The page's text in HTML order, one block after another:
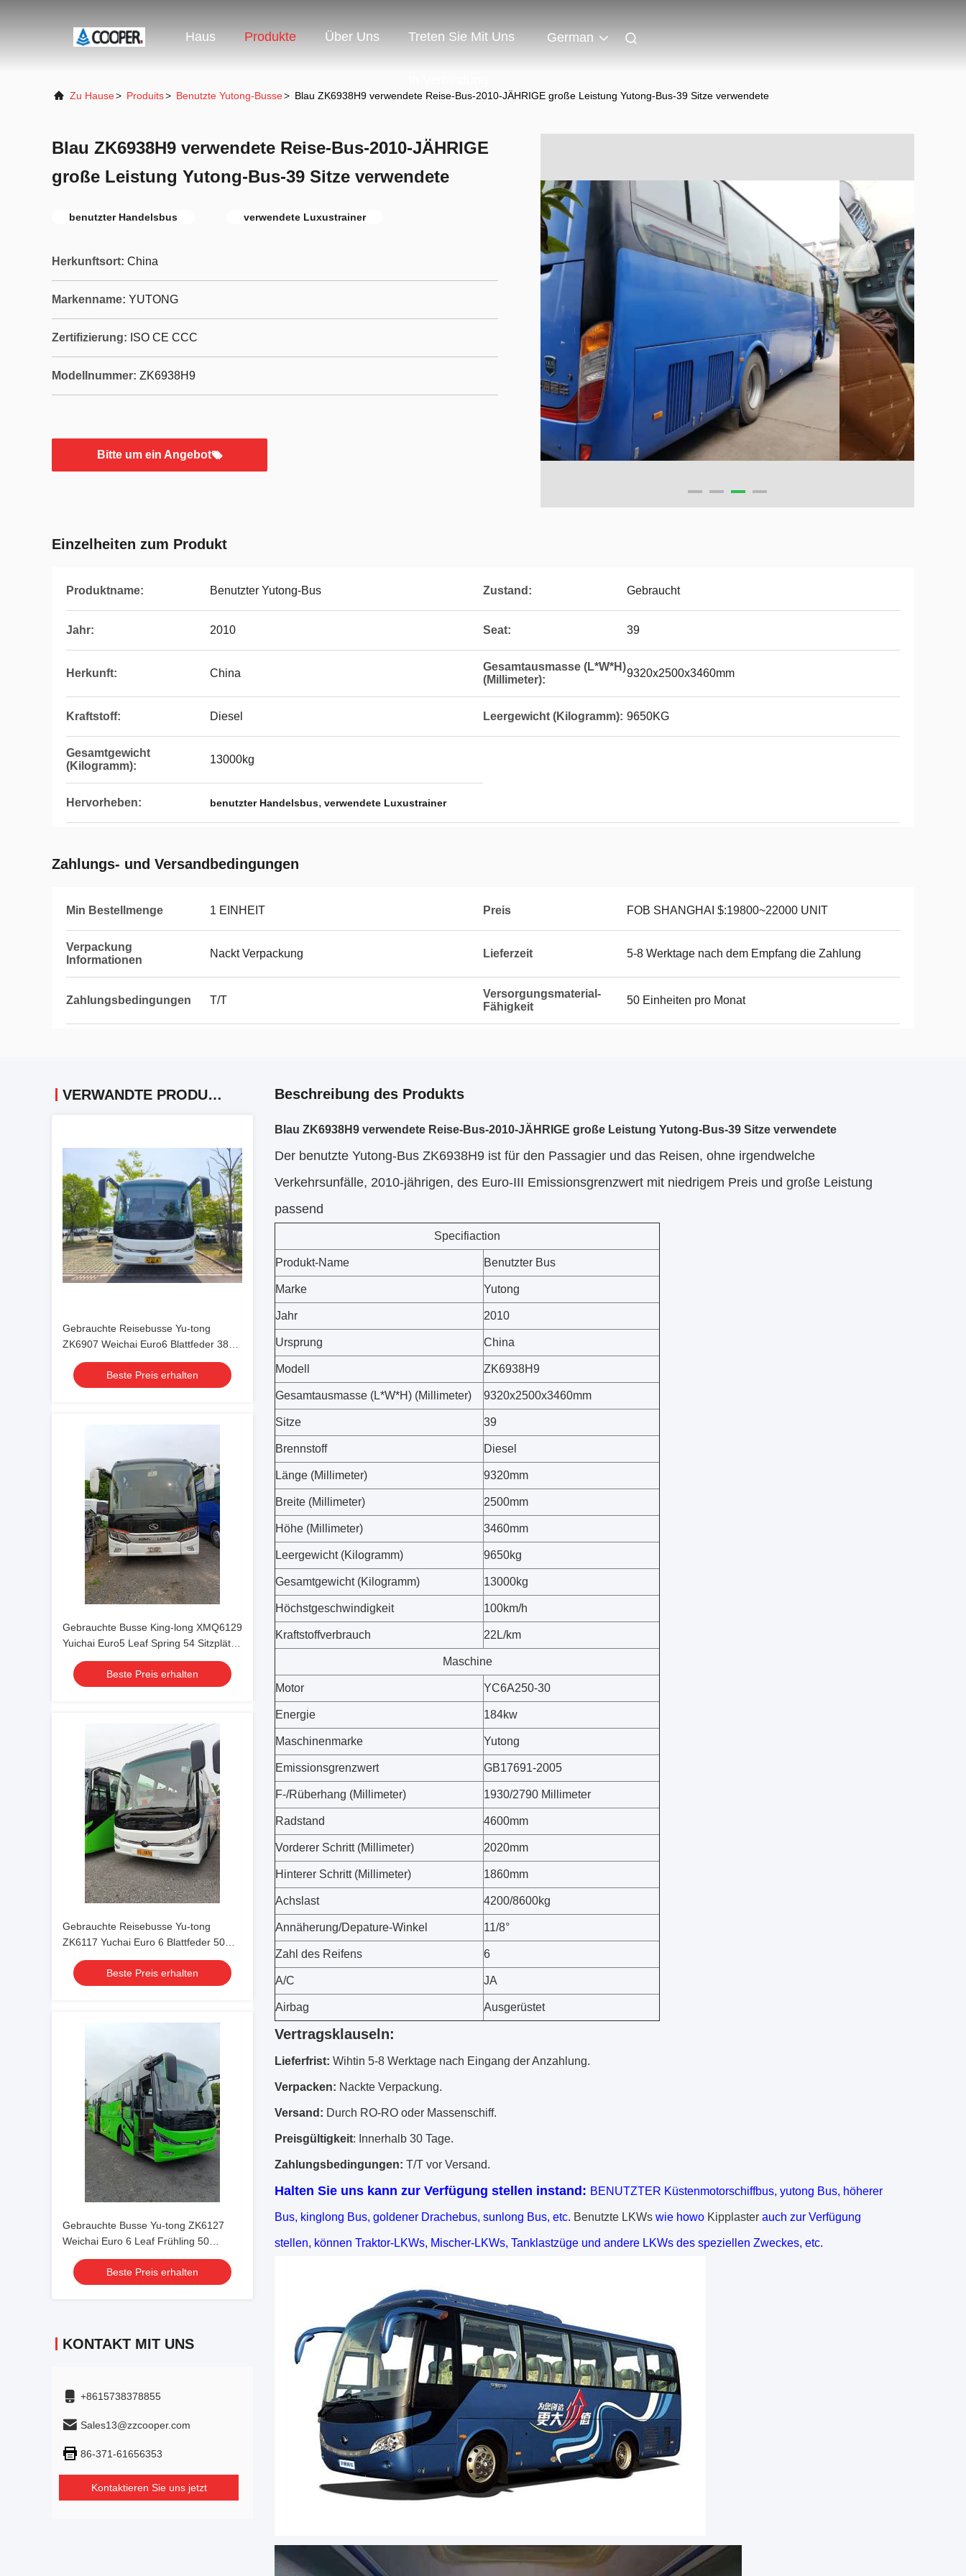
Haus Produkte Über Uns Treten Sie Mit Uns German
Zu Hause> Produits> Benutzte Yutong-Busse> Blau ZK6938H9 verwendete Reise-Bus-2010-JÄHRIGE große Leistung Yutong-Bus-39 Sitze verwendete
Blau ZK6938H9 verwendete Reise-Bus-2010-JÄHRIGE
große Leistung Yutong-Bus-39 Sitze verwendete
benutzter Handelsbus verwendete Luxustrainer
Herkunftsort: China
Markenname: YUTONG
Zertifizierung: ISO CE CCC
Modellnummer: ZK6938H9
Bitte um ein Angebot
Einzelheiten zum Produkt
Produktname: Benutzter Yutong-Bus Zustand: Gebraucht
Jahr: 2010 Seat: 39
Herkunft: China
Gesamtausmasse (L*W*H)
(Millimeter):
9320x2500x3460mm
Kraftstoff: Diesel Leergewicht (Kilogramm): 9650KG
Gesamtgewicht
(Kilogramm):
13000kg
Hervorheben: benutzter Handelsbus, verwendete Luxustrainer
Zahlungs- und Versandbedingungen
Min Bestellmenge 1 EINHEIT Preis FOB SHANGHAI $:19800~22000 UNIT
Verpackung
Informationen
Nackt Verpackung Lieferzeit 5-8 Werktage nach dem Empfang die Zahlung
Zahlungsbedingungen T/T
Versorgungsmaterial-
Fähigkeit
50 Einheiten pro Monat
VERWANDTE PRODUKTE
Gebrauchte Reisebusse Yu-tong
ZK6907 Weichai Euro6 Blattfeder 38
Sitze 2023 Jahr Lux Transport mit
Klimaanlage für Shuttle oder
Langstrecken
Beste Preis erhalten
Gebrauchte Busse King-long XMQ6129
Yuichai Euro5 Leaf Spring 54 Sitzplätze
2021 Jahr Luxus Transport mit
Klimaanlage für Shuttle oder Fernfahrt
Beste Preis erhalten
Gebrauchte Reisebusse Yu-tong
ZK6117 Yuchai Euro 6 Blattfeder 50
Sitzplätze Luxus-Transport 2023 mit
Klimaanlage für Shuttle oder
Fernverkehr
Beste Preis erhalten
Gebrauchte Busse Yu-tong ZK6127
Weichai Euro 6 Leaf Frühling 50
Sitzplätze 2023 Jahr Luxus Transport
mit Klimaanlage Für Shuttle oder
Fernfahrt
Beste Preis erhalten
KONTAKT MIT UNS
+8615738378855
Sales13@zzcooper.com
86-371-61656353
Kontaktieren Sie uns jetzt
Beschreibung des Produkts
Blau ZK6938H9 verwendete Reise-Bus-2010-JÄHRIGE große Leistung Yutong-Bus-39 Sitze verwendete
Der benutzte Yutong-Bus ZK6938H9 ist für den Passagier und das Reisen, ohne irgendwelche
Verkehrsunfälle, 2010-jährigen, des Euro-III Emissionsgrenzwert mit niedrigem Preis und große Leistung
passend
Specifiaction
Produkt-Name Benutzter Bus
Marke Yutong
Jahr 2010
Ursprung China
Modell ZK6938H9
Gesamtausmasse (L*W*H) (Millimeter) 9320x2500x3460mm
Sitze 39
Brennstoff Diesel
Länge (Millimeter) 9320mm
Breite (Millimeter) 2500mm
Höhe (Millimeter) 3460mm
Leergewicht (Kilogramm) 9650kg
Gesamtgewicht (Kilogramm) 13000kg
Höchstgeschwindigkeit 100km/h
Kraftstoffverbrauch 22L/km
Maschine
Motor YC6A250-30
Energie 184kw
Maschinenmarke Yutong
Emissionsgrenzwert GB17691-2005
F-/Rüberhang (Millimeter) 1930/2790 Millimeter
Radstand 4600mm
Vorderer Schritt (Millimeter) 2020mm
Hinterer Schritt (Millimeter) 1860mm
Achslast 4200/8600kg
Annäherung/Depature-Winkel 11/8°
Zahl des Reifens 6
A/C JA
Airbag Ausgerüstet
Vertragsklauseln:
Lieferfrist: Wihtin 5-8 Werktage nach Eingang der Anzahlung.
Verpacken: Nackte Verpackung.
Versand: Durch RO-RO oder Massenschiff.
Preisgültigkeit: Innerhalb 30 Tage.
Zahlungsbedingungen: T/T vor Versand.
Halten Sie uns kann zur Verfügung stellen instand: BENUTZTER Küstenmotorschiffbus, yutong Bus, höherer
Bus, kinglong Bus, goldener Drachebus, sunlong Bus, etc. Benutzte LKWs wie howo Kipplaster auch zur Verfügung
stellen, können Traktor-LKWs, Mischer-LKWs, Tanklastzüge und andere LKWs des speziellen Zweckes, etc.